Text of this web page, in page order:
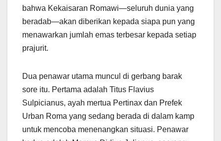
bahwa Kekaisaran Romawi—seluruh dunia yang
beradab—akan diberikan kepada siapa pun yang
menawarkan jumlah emas terbesar kepada setiap
prajurit.
Dua penawar utama muncul di gerbang barak
sore itu. Pertama adalah Titus Flavius
Sulpicianus, ayah mertua Pertinax dan Prefek
Urban Roma yang sedang berada di dalam kamp
untuk mencoba menenangkan situasi. Penawar